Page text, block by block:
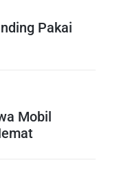
Pakai
Mobil